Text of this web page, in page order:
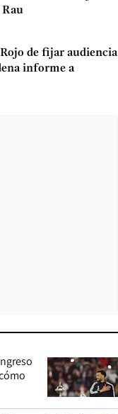
de fijar audiencia
informe a